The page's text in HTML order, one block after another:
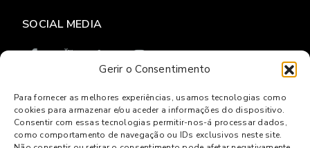
Gerir o Consentimento
Para fornecer as melhores experiências, usamos tecnologias como
cookies para armazenar e/ou aceder a informações do dispositivo.
Consentir com essas tecnologias permitir-nos-á processar dados,
como comportamento de navegação ou IDs exclusivos neste site.
SOCIAL MEDIA
© 2026Gresilva
Privacy Policy
Online complaints book